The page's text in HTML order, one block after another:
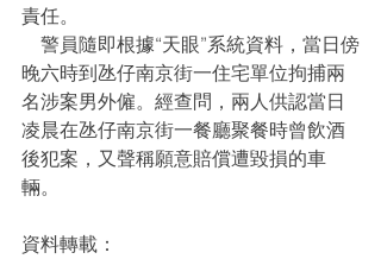
責任。
晚六時到氹仔南京街一住宅單位拘捕兩
名涉案男外僱。經查問，兩人供認當日
凌晨在氹仔南京街一餐廳聚餐時曾飲酒
後犯案，又聲稱願意賠償遭毀損的車
輛。
資料轉載：